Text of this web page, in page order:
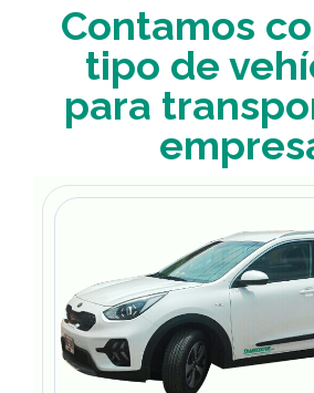
Contamos
tipo de
para